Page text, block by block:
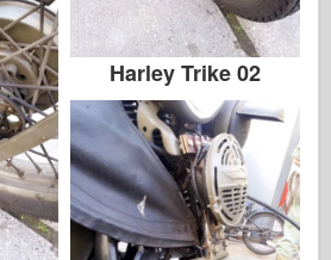
Harley Trike 02